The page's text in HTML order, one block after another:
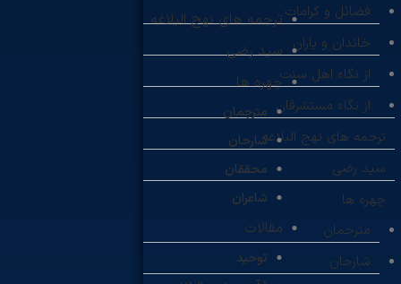
ترجمه های نهج البلاغه
سید رضی
چهره ها
مترجمان
شارحان
محققان
شاعران
مقالات
توحید
فضائل و کرامات
خاندان و یاران
از نگاه اهل سنت
از نگاه مستشرقان
ترجمه های نهج البلاغه
سید رضی
چهره ها
مترجمان
شارحان